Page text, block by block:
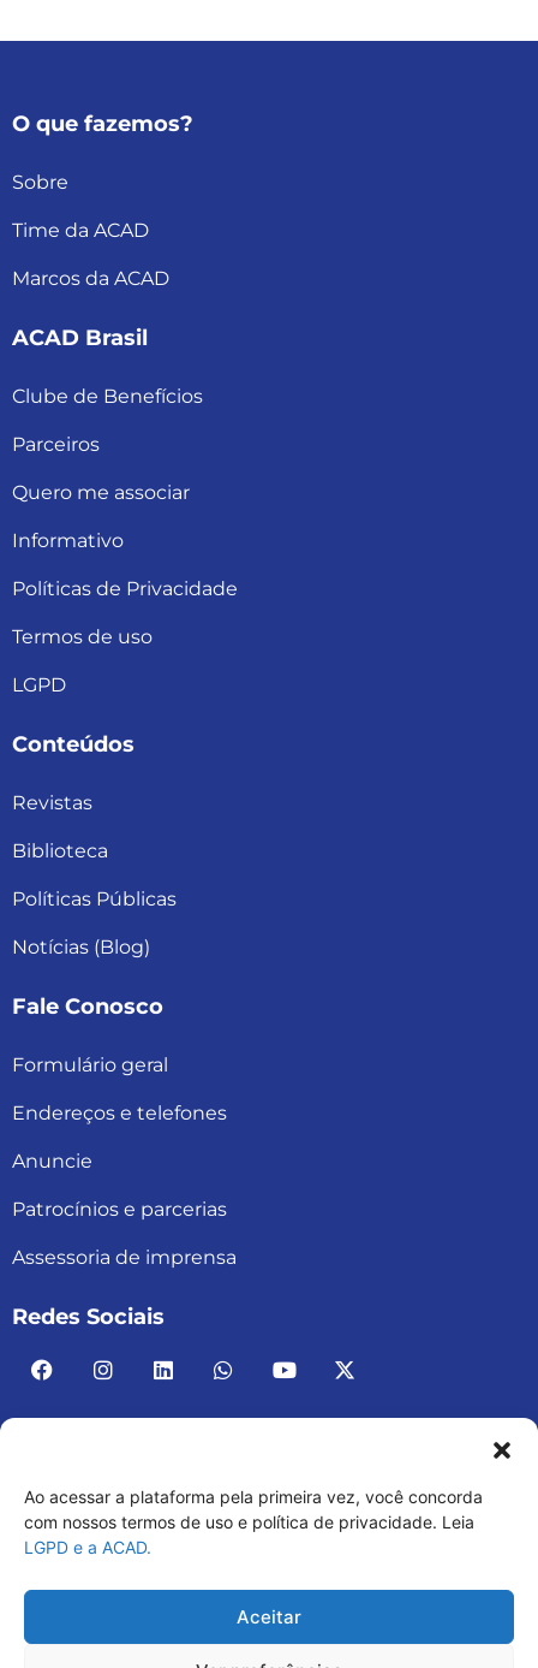
Ao acessar a plataforma pela primeira vez, você concorda
com nossos termos de uso e política de privacidade. Leia
LGPD e a ACAD.
Aceitar
O que fazemos?
Sobre
Time da ACAD
Marcos da ACAD
ACAD Brasil
Clube de Benefícios
Parceiros
Quero me associar
Informativo
Políticas de Privacidade
Termos de uso
LGPD
Conteúdos
Revistas
Biblioteca
Políticas Públicas
Notícias (Blog)
Fale Conosco
Formulário geral
Endereços e telefones
Anuncie
Patrocínios e parcerias
Assessoria de imprensa
Redes Sociais
ACAD BRASIL – ASSOCIAÇÃO BRASILEIRA DE